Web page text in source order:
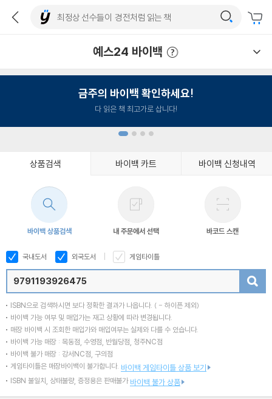
예스24 바이백
금주의 바이백 확인하세요!
다 읽은 책 최고가로 삽니다!
상품검색 바이백 카트 바이백 신청내역
바이백 상품검색 내 주문에서 선택 바코드 스캔
국내도서 외국도서 게임타이틀
ISBN으로 검색하시면 보다 정확한 결과가 나옵니다. ( - 하이픈 제외)
바이백 가능 여부 및 매입가는 재고 상황에 따라 변경됩니다.
매장 바이백 시 조회한 매입가와 매입여부는 실제와 다를 수 있습니다.
바이백 가능 매장 : 목동점, 수영점, 반월당점, 청주NC점
바이백 불가 매장 : 강서NC점, 구의점
게임타이틀은 매장바이백이 불가합니다. 바이백 게임타이틀 상품 보기
ISBN 불일치, 상태불량, 증정용은 판매불가 바이백 불가 상품